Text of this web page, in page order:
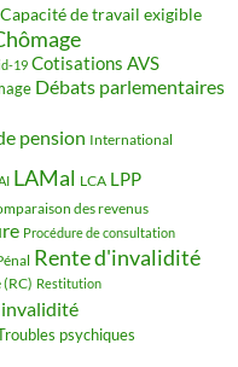
Capacité de travail exigible
19 Cotisations AVS
Débats parlementaires
pension International
LAMal LCA LPP
des revenus
Procédure de consultation
Rente d'invalidité
Restitution
invalidité
psychiques